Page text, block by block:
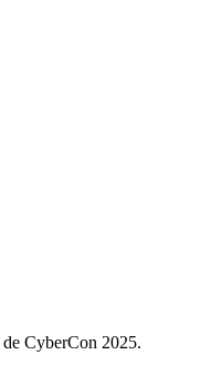
CyberCon 2025.